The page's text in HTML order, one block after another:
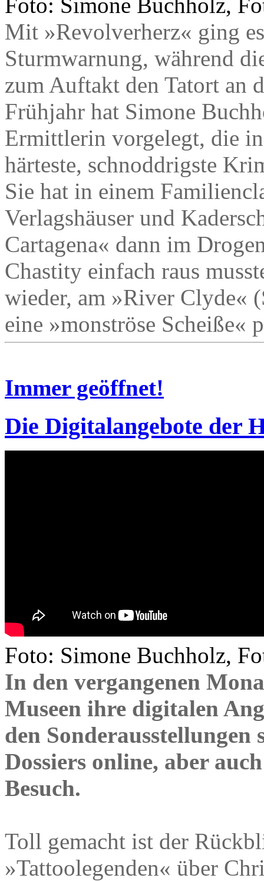
Mit »Revolverherz« ging
Sturmwarnung, während
zum Auftakt den Tatort an
Frühjahr hat Simone
Ermittlerin vorgelegt, die
härteste, schnoddrigste
Sie hat in einem
Verlagshäuser und
Cartagena« dann im
Chastity einfach raus
wieder, am »River Clyde«
eine »monströse Scheiße«
Immer geöffnet!
Die Digitalangebote der
Foto: Simone Buchholz,
In den vergangenen
Museen ihre digitalen
den
Dossiers online, aber
Besuch.
Toll gemacht ist der
»Tattoolegenden« über